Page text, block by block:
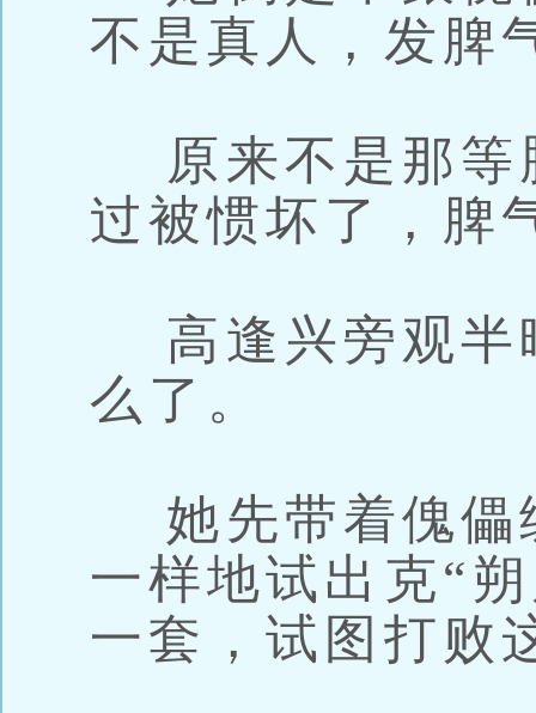
不是真人，发脾
原来不是那等
过被惯坏了，脾
高逢兴旁观半
么了。
她先带着傀儡
一样地试出克“
一套，试图打败